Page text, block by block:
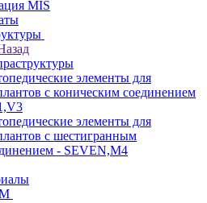
MIS
элементы для
с коническим соединением
элементы для
с шестигранным
- SEVEN,M4